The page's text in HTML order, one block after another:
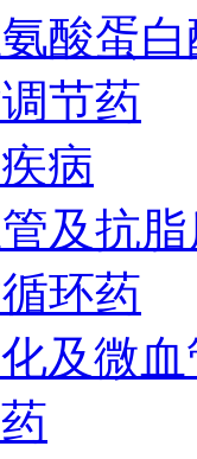
酸蛋
节药
病
及抗
环药
及微